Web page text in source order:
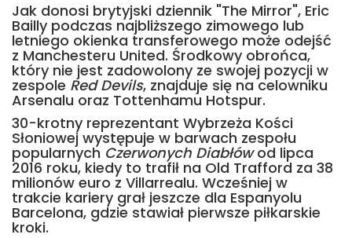
Jak donosi brytyjski dziennik "The Mirror", Eric
Bailly podczas najbliższego zimowego lub
letniego okienka transferowego może odejść
z Manchesteru United. Środkowy obrońca,
który nie jest zadowolony ze swojej pozycji w
zespole Red Devils, znajduje się na celowniku
Arsenalu oraz Tottenhamu Hotspur.
30-krotny reprezentant Wybrzeża Kości
Słoniowej występuje w barwach zespołu
popularnych Czerwonych Diabłówod lipca
2016 roku, kiedy to trafił na Old Trafford za 38
milionów euro z Villarrealu. Wcześniej w
trakcie kariery grał jeszcze dla Espanyolu
Barcelona, gdzie stawiał pierwsze piłkarskie
kroki.